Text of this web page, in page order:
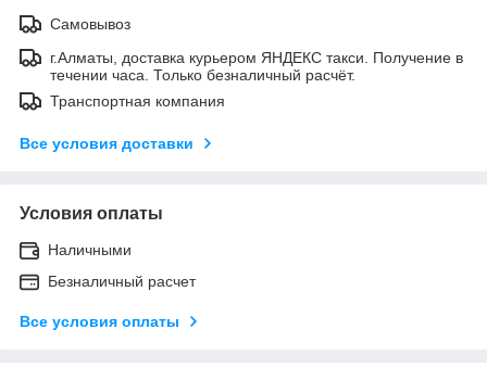
Самовывоз
г.Алматы, доставка курьером ЯНДЕКС такси. Получение в
течении часа. Только безналичный расчёт.
Транспортная компания
Все условия доставки
Условия оплаты
Наличными
Безналичный расчет
Все условия оплаты